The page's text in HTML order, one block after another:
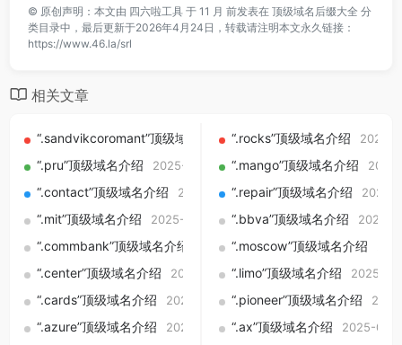
© 原创声明：本文由 四六啦工具 于 11 月 前发表在 顶级域名后缀大全 分
类目录中，最后更新于2026年4月24日，转载请注明本文永久链接：
https://www.46.la/srl
相关文章
“.sandvikcoromant”顶级域名介绍 2025-09-01
“.rocks”顶级域名介绍 2025-
“.pru”顶级域名介绍 2025-09-01 “.mango”顶级域名介绍
“.contact”顶级域名介绍 2025-09-01“.repair”顶级域名介绍 2025-
“.mit”顶级域名介绍 2025-09-01 “.bbva”顶级域名介绍 2025-
“.commbank”顶级域名介绍 2025-09-01
“.moscow”顶级域名介绍
“.center”顶级域名介绍 2025-09-01“.limo”顶级域名介绍 2025-
“.cards”顶级域名介绍 2025-09-01“.pioneer”顶级域名介绍
“.azure”顶级域名介绍 2025-09-01“.ax”顶级域名介绍 2025-09-